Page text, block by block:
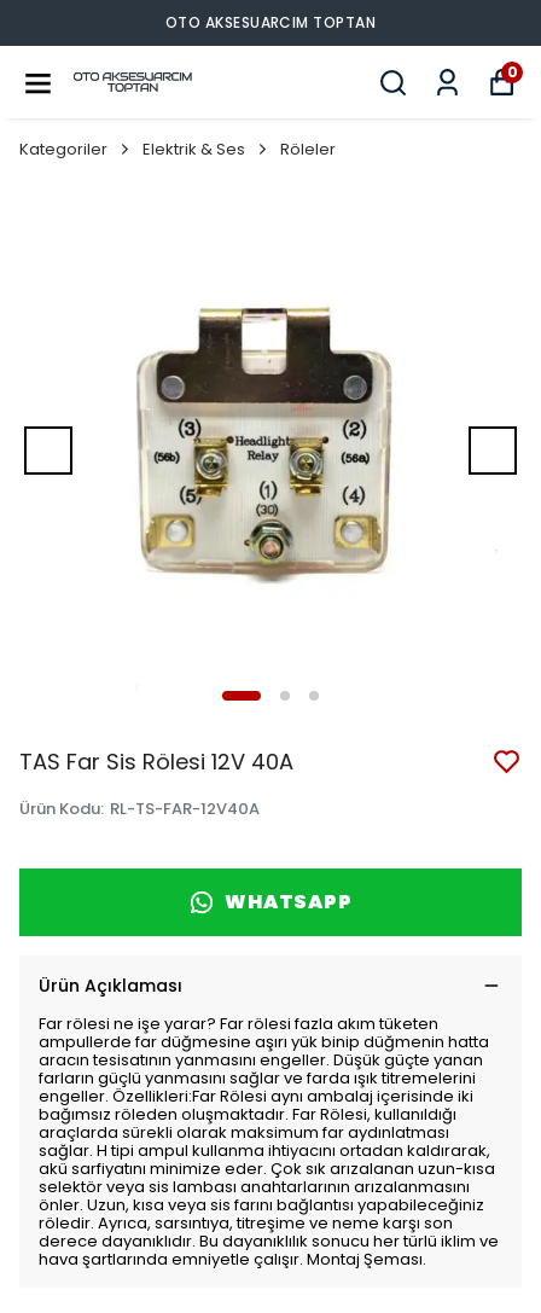
0
Kategoriler Elektrik & Ses Röleler
TAS Far Sis Rölesi 12V 40A
Ürün Kodu: RL-TS-FAR-12V40A
WHATSAPP
Ürün Açıklaması
Far rölesi ne işe yarar? Far rölesi fazla akım tüketen
ampullerde far düğmesine aşırı yük binip düğmenin hatta
aracın tesisatının yanmasını engeller. Düşük güçte yanan
farların güçlü yanmasını sağlar ve farda ışık titremelerini
engeller. Özellikleri:Far Rölesi aynı ambalaj içerisinde iki
bağımsız röleden oluşmaktadır. Far Rölesi, kullanıldığı
araçlarda sürekli olarak maksimum far aydınlatması
sağlar. H tipi ampul kullanma ihtiyacını ortadan kaldırarak,
akü sarfiyatını minimize eder. Çok sık arızalanan uzun-kısa
selektör veya sis lambası anahtarlarının arızalanmasını
önler. Uzun, kısa veya sis farını bağlantısı yapabileceğiniz
röledir. Ayrıca, sarsıntıya, titreşime ve neme karşı son
derece dayanıklıdır. Bu dayanıklılık sonucu her türlü iklim ve
hava şartlarında emniyetle çalışır. Montaj Şeması.